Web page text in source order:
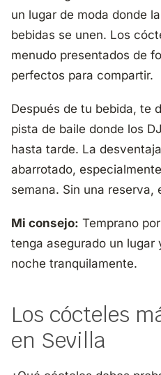
un lugar de moda donde
bebidas se unen. Los
menudo presentados de
perfectos para compartir.
Después de tu bebida, te
pista de baile donde los
hasta tarde. La
abarrotado,
semana. Sin una reserva,
Mi consejo: Temprano
tenga asegurado un lugar
noche tranquilamente.
Los cócteles
en Sevilla